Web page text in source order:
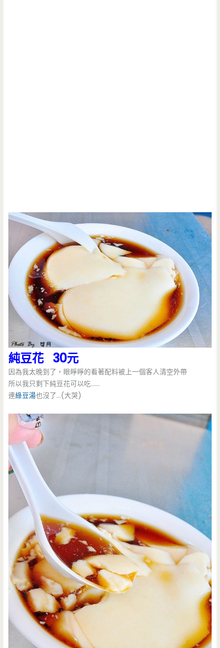
純豆花 30元
因為我太晚到了，眼睜睜的看著配料被上一個客人清空外帶
所以我只剩下純豆花可以吃……
連綠豆湯也沒了…(大哭)